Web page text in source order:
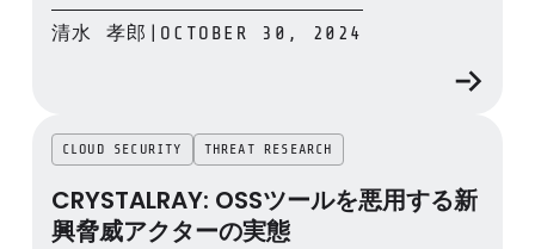
清水 孝郎 OCTOBER 30, 2024
CLOUD SECURITY THREAT RESEARCH
CRYSTALRAY: OSSツールを悪用する新
興脅威アクターの実態